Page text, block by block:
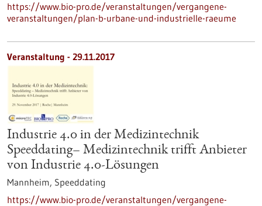
https://www.bio-pro.de/veranstaltungen/vergangene-
veranstaltungen/plan-b-urbane-und-industrielle-raeume
Veranstaltung - 29.11.2017
Industrie 4.0 in der Medizintechnik
Speeddating– Medizintechnik trifft Anbieter
von Industrie 4.0-Lösungen
Mannheim, Speeddating
https://www.bio-pro.de/veranstaltungen/vergangene-